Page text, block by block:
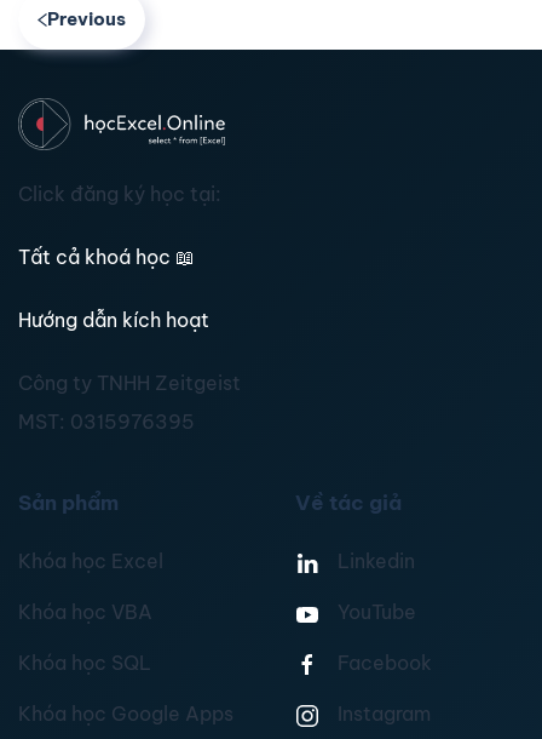
Previous
Click đăng ký học tại:
Tất cả khoá học 📖
Hướng dẫn kích hoạt
Công ty TNHH Zeitgeist
MST: 0315976395
Sản phẩm
Khóa học Excel
Khóa học VBA
Khóa học SQL
Khóa học Google Apps
Về tác giả
Linkedin
YouTube
Facebook
Instagram